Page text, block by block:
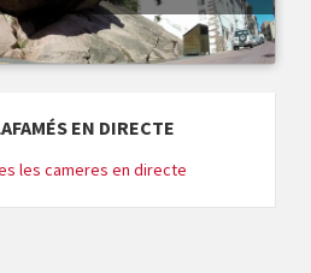
EN DIRECTE
les cameres en directe